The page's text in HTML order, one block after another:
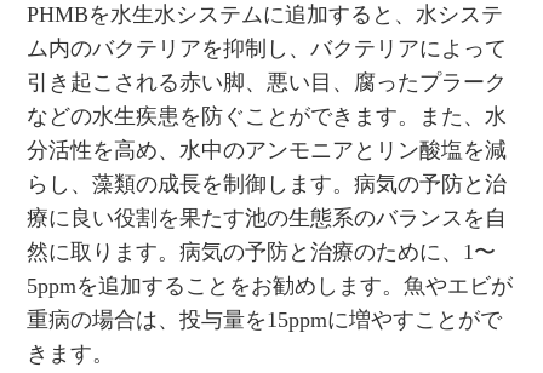
PHMBを水生水システムに追加すると、水システ
ム内のバクテリアを抑制し、バクテリアによって
引き起こされる赤い脚、悪い目、腐ったプラーク
などの水生疾患を防ぐことができます。また、水
分活性を高め、水中のアンモニアとリン酸塩を減
らし、藻類の成長を制御します。病気の予防と治
療に良い役割を果たす池の生態系のバランスを自
然に取ります。病気の予防と治療のために、1〜
5ppmを追加することをお勧めします。魚やエビが
重病の場合は、投与量を15ppmに増やすことがで
きます。